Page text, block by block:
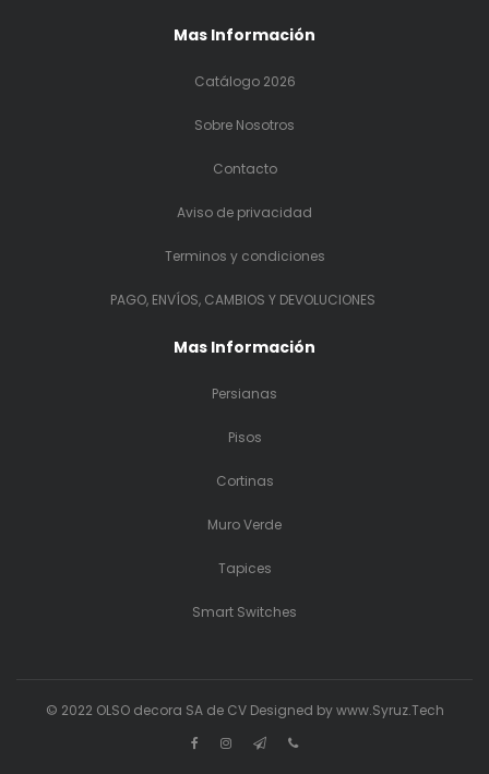
Mas Información
Catálogo 2026
Sobre Nosotros
Contacto
Aviso de privacidad
Terminos y condiciones
PAGO, ENVÍOS, CAMBIOS Y DEVOLUCIONES
Mas Información
Persianas
Pisos
Cortinas
Muro Verde
Tapices
Smart Switches
© 2022 OLSO decora SA de CV Designed by www.Syruz.Tech